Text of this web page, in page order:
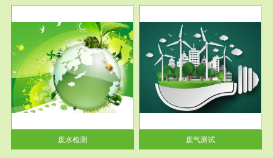
废水检测
服务范围
废气测试
检测范围工业废气检测包括有机
废气和无机废气。有机废气主要
包括...
废气测试